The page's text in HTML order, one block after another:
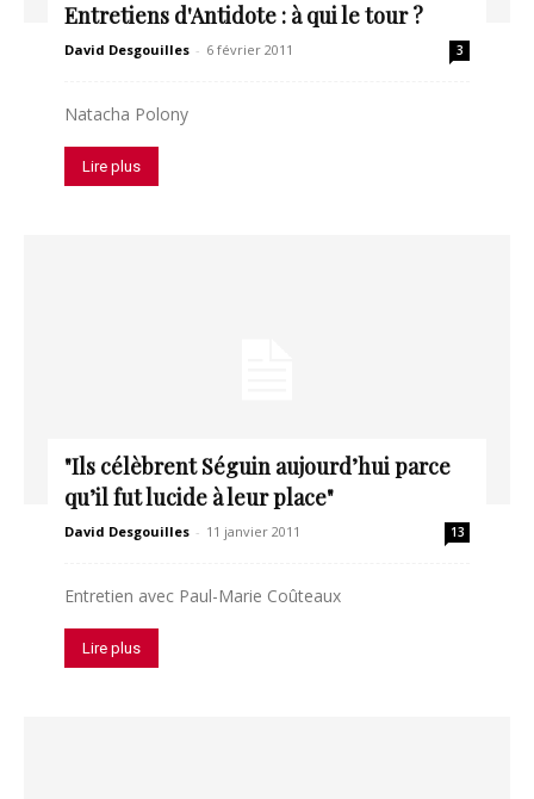
Entretiens d'Antidote : à qui le tour ?
David Desgouilles - 6 février 2011 3
Natacha Polony
Lire plus
"Ils célèbrent Séguin aujourd’hui parce
qu’il fut lucide à leur place"
David Desgouilles - 11 janvier 2011 13
Entretien avec Paul-Marie Coûteaux
Lire plus